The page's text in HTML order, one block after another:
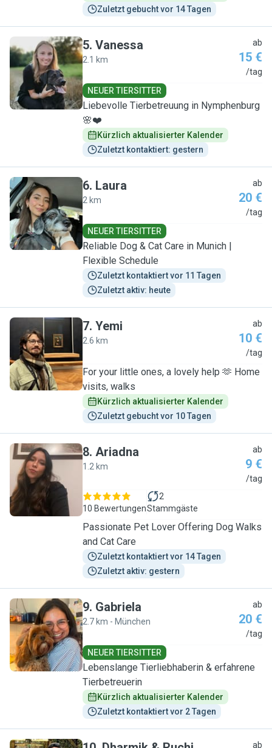
Zuletzt gebucht vor 14 Tagen
V
5. Vanessa
2.1 km
ab
15 €
/tag
NEUER TIERSITTER
Liebevolle Tierbetreuung in Nymphenburg
🌸❤️
Kürzlich aktualisierter Kalender
Zuletzt kontaktiert: gestern
L
6. Laura
2 km
ab
20 €
/tag
NEUER TIERSITTER
Reliable Dog & Cat Care in Munich |
Flexible Schedule
Zuletzt kontaktiert vor 11 Tagen
Zuletzt aktiv: heute
Y
7. Yemi
2.6 km
ab
10 €
/tag
For your little ones, a lovely help 🫶 Home
visits, walks
Kürzlich aktualisierter Kalender
Zuletzt gebucht vor 10 Tagen
A
8. Ariadna
1.2 km
ab
9 €
/tag
10 Bewertungen
2
Stammgäste
Passionate Pet Lover Offering Dog Walks
and Cat Care
Zuletzt kontaktiert vor 14 Tagen
Zuletzt aktiv: gestern
G
9. Gabriela
2.7 km - München
ab
20 €
/tag
NEUER TIERSITTER
Lebenslange Tierliebhaberin & erfahrene
Tierbetreuerin
Kürzlich aktualisierter Kalender
Zuletzt kontaktiert vor 2 Tagen
ab